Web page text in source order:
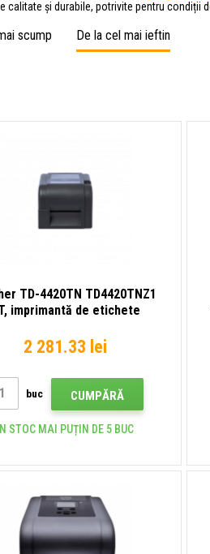
calitate și durabile, potrivite pentru condiții
scump
De la cel mai ieftin
TD-4420TN TD4420TNZ1
imprimantă de etichete
2 281.33 lei
buc CUMPĂRĂ
ÎN STOC MAI PUȚIN DE 5 BUC